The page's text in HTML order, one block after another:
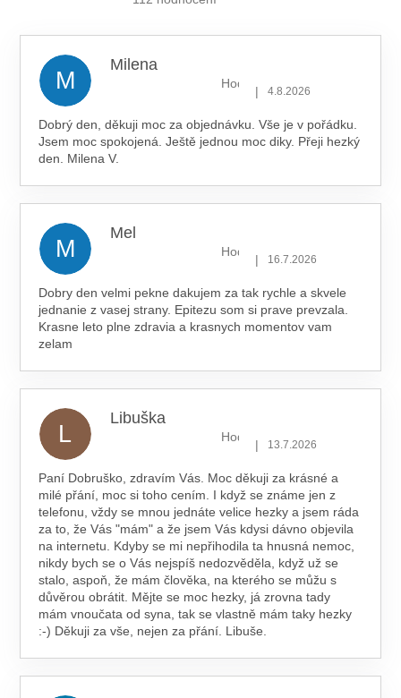
M
Milena
Hodnocení obchodu je 5 z 5
| 4.8.2026
Dobrý den, děkuji moc za objednávku. Vše je v pořádku.
Jsem moc spokojená. Ještě jednou moc diky. Přeji hezký
den. Milena V.
M
Mel
Hodnocení obchodu je 5 z 5
| 16.7.2026
Dobry den velmi pekne dakujem za tak rychle a skvele
jednanie z vasej strany. Epitezu som si prave prevzala.
Krasne leto plne zdravia a krasnych momentov vam
zelam
L
Libuška
Hodnocení obchodu je 5 z 5
| 13.7.2026
Paní Dobruško, zdravím Vás. Moc děkuji za krásné a
milé přání, moc si toho cením. I když se známe jen z
telefonu, vždy se mnou jednáte velice hezky a jsem ráda
za to, že Vás "mám" a že jsem Vás kdysi dávno objevila
na internetu. Kdyby se mi nepřihodila ta hnusná nemoc,
nikdy bych se o Vás nejspíš nedozvěděla, když už se
stalo, aspoň, že mám člověka, na kterého se můžu s
důvěrou obrátit. Mějte se moc hezky, já zrovna tady
mám vnoučata od syna, tak se vlastně mám taky hezky
:-) Děkuji za vše, nejen za přání. Libuše.